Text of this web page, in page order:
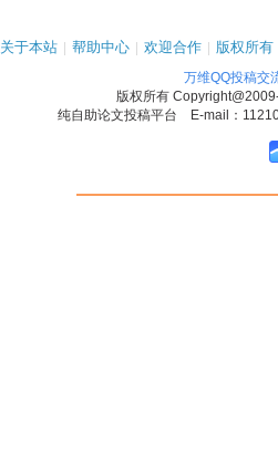
关于本站 | 帮助中心 | 欢迎合作 | 版权所有
万维QQ投稿交
版权所有
纯自助论文投稿平台 E-mail：